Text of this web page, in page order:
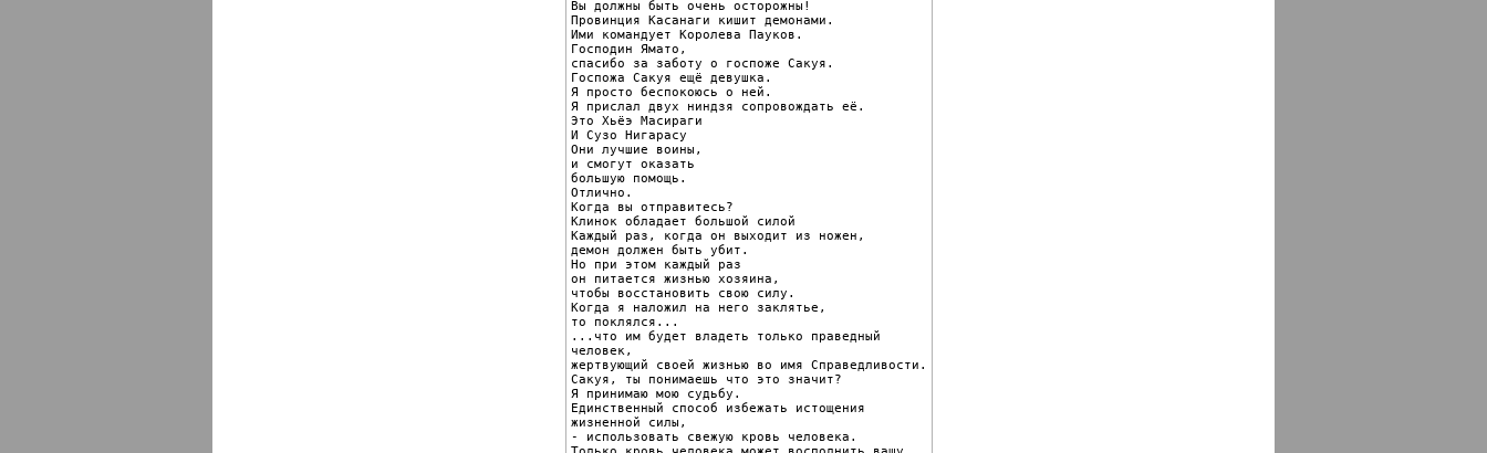
Вы должны быть очень осторожны!
Провинция Касанаги кишит демонами.
Ими командует Королева Пауков.
Господин Ямато,
спасибо за заботу о госпоже Сакуя.
Госпожа Сакуя ещё девушка.
Я просто беспокоюсь о ней.
Я прислал двух ниндзя сопровождать её.
Это Хьёэ Масираги
И Сузо Нигарасу
Они лучшие воины,
и смогут оказать
большую помощь.
Отлично.
Когда вы отправитесь?
Клинок обладает большой силой
Каждый раз, когда он выходит из ножен,
демон должен быть убит.
Но при этом каждый раз
он питается жизнью хозяина,
чтобы восстановить свою силу.
Когда я наложил на него заклятье,
то поклялся...
...что им будет владеть только праведный
человек,
жертвующий своей жизнью во имя Справедливости.
Сакуя, ты понимаешь что это значит?
Я принимаю мою судьбу.
Единственный способ избежать истощения
жизненной силы,
- использовать свежую кровь человека.